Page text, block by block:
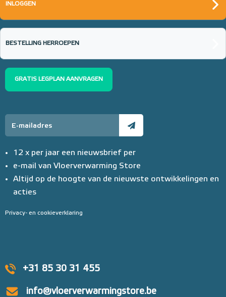
+31 85 30 31 455
info@vloerverwarmingstore.be
INLOGGEN
BESTELLING HERROEPEN
GRATIS LEGPLAN AANVRAGEN
12 x per jaar een nieuwsbrief per
e-mail van Vloerverwarming Store
Altijd op de hoogte van de nieuwste ontwikkelingen en
acties
Privacy- en cookieverklaring